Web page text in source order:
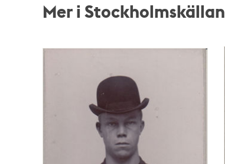
Mer i Stockholmskällan